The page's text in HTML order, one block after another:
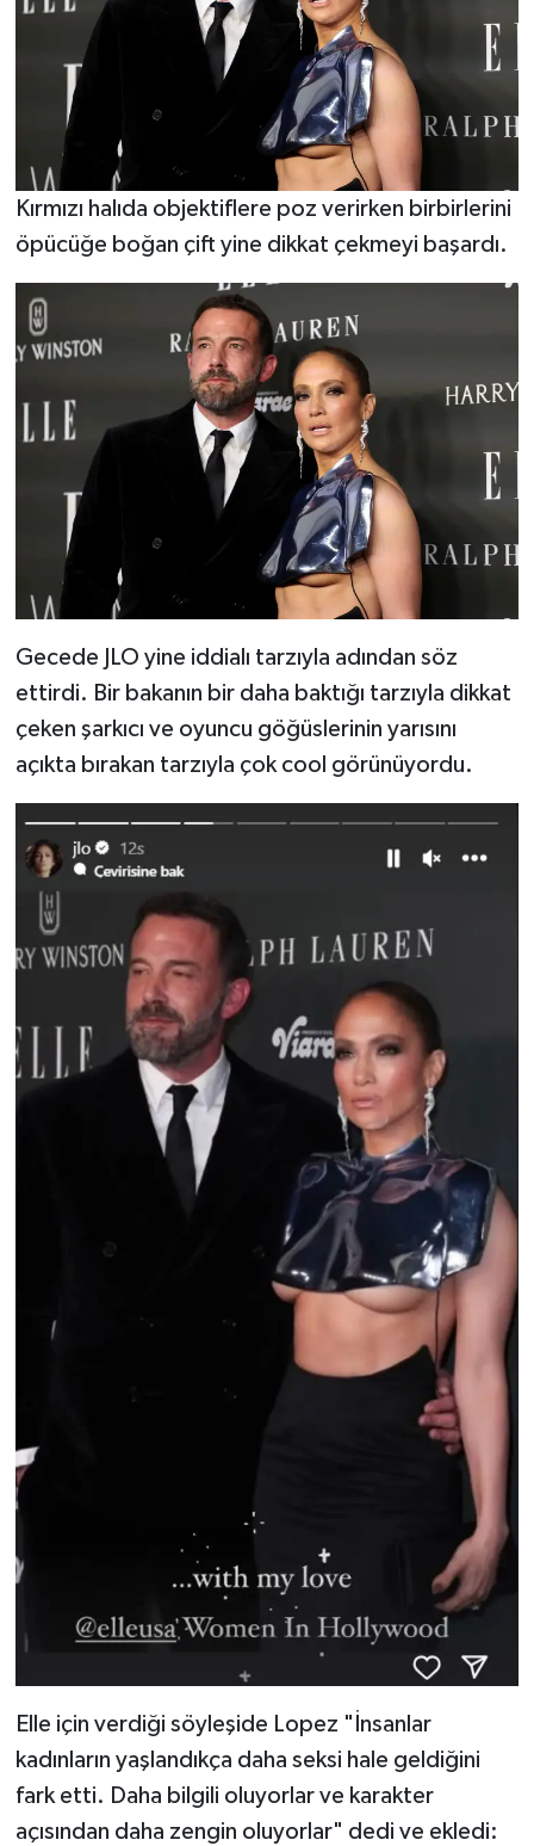
Kırmızı halıda objektiflere poz verirken birbirlerini
öpücüğe boğan çift yine dikkat çekmeyi başardı.
Gecede JLO yine iddialı tarzıyla adından söz
ettirdi. Bir bakanın bir daha baktığı tarzıyla dikkat
çeken şarkıcı ve oyuncu göğüslerinin yarısını
açıkta bırakan tarzıyla çok cool görünüyordu.
Elle için verdiği söyleşide Lopez "İnsanlar
kadınların yaşlandıkça daha seksi hale geldiğini
fark etti. Daha bilgili oluyorlar ve karakter
açısından daha zengin oluyorlar" dedi ve ekledi: